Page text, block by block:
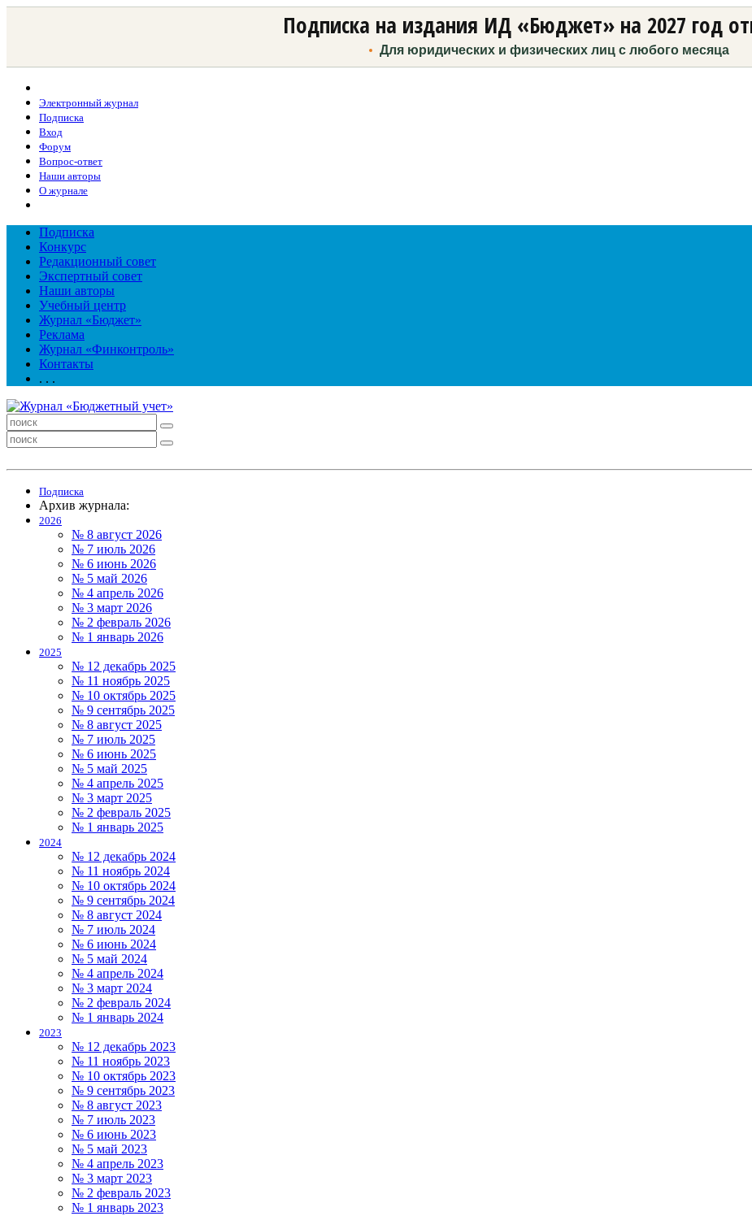
Подписка на издания ИД «Бюджет» на 2027 год
Для юридических и физических лиц с любого месяца
Электронный журнал
Подписка
Вход
Форум
Вопрос-ответ
Наши авторы
О журнале
Подписка
Конкурс
Редакционный совет
Экспертный совет
Наши авторы
Учебный центр
Журнал «Бюджет»
Реклама
Журнал «Финконтроль»
Контакты
. . .
Подписка
Архив журнала:
2026
№ 8 август 2026
№ 7 июль 2026
№ 6 июнь 2026
№ 5 май 2026
№ 4 апрель 2026
№ 3 март 2026
№ 2 февраль 2026
№ 1 январь 2026
2025
№ 12 декабрь 2025
№ 11 ноябрь 2025
№ 10 октябрь 2025
№ 9 сентябрь 2025
№ 8 август 2025
№ 7 июль 2025
№ 6 июнь 2025
№ 5 май 2025
№ 4 апрель 2025
№ 3 март 2025
№ 2 февраль 2025
№ 1 январь 2025
2024
№ 12 декабрь 2024
№ 11 ноябрь 2024
№ 10 октябрь 2024
№ 9 сентябрь 2024
№ 8 август 2024
№ 7 июль 2024
№ 6 июнь 2024
№ 5 май 2024
№ 4 апрель 2024
№ 3 март 2024
№ 2 февраль 2024
№ 1 январь 2024
2023
№ 12 декабрь 2023
№ 11 ноябрь 2023
№ 10 октябрь 2023
№ 9 сентябрь 2023
№ 8 август 2023
№ 7 июль 2023
№ 6 июнь 2023
№ 5 май 2023
№ 4 апрель 2023
№ 3 март 2023
№ 2 февраль 2023
№ 1 январь 2023